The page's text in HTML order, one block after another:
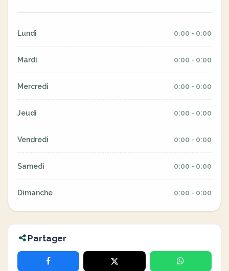
Lundi 0:00 - 0:00
Mardi 0:00 - 0:00
Mercredi 0:00 - 0:00
Jeudi 0:00 - 0:00
Vendredi 0:00 - 0:00
Samedi 0:00 - 0:00
Dimanche 0:00 - 0:00
Partager